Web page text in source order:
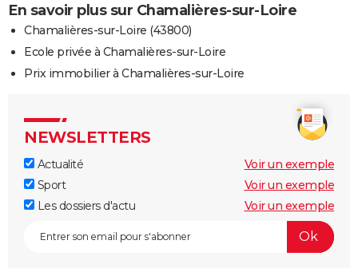
En savoir plus sur Chamalières-sur-Loire
Chamalières-sur-Loire (43800)
Ecole privée à Chamalières-sur-Loire
Prix immobilier à Chamalières-sur-Loire
NEWSLETTERS
Actualité
Voir un exemple
Sport
Voir un exemple
Les dossiers d'actu
Voir un exemple